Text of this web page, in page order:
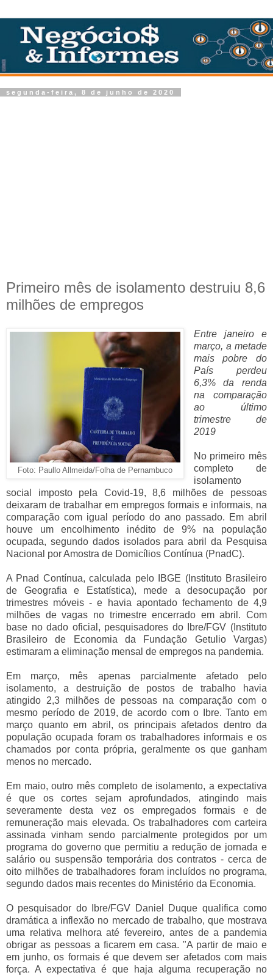
segunda-feira, 8 de junho de 2020
Primeiro mês de isolamento destruiu 8,6
milhões de empregos
Foto: Paullo Allmeida/Folha de Pernambuco
Entre janeiro e
março, a metade
mais pobre do
País perdeu
6,3% da renda
na comparação
ao último
trimestre de
2019
No primeiro mês
completo de
isolamento
social imposto pela Covid-19, 8,6 milhões de pessoas
deixaram de trabalhar em empregos formais e informais, na
comparação com igual período do ano passado. Em abril
houve um encolhimento inédito de 9% na população
ocupada, segundo dados isolados para abril da Pesquisa
Nacional por Amostra de Domicílios Contínua (PnadC).
A Pnad Contínua, calculada pelo IBGE (Instituto Brasileiro
de Geografia e Estatística), mede a desocupação por
trimestres móveis - e havia apontado fechamento de 4,9
milhões de vagas no trimestre encerrado em abril. Com
base no dado oficial, pesquisadores do Ibre/FGV (Instituto
Brasileiro de Economia da Fundação Getulio Vargas)
estimaram a eliminação mensal de empregos na pandemia.
Em março, mês apenas parcialmente afetado pelo
isolamento, a destruição de postos de trabalho havia
atingido 2,3 milhões de pessoas na comparação com o
mesmo período de 2019, de acordo com o Ibre. Tanto em
março quanto em abril, os principais afetados dentro da
população ocupada foram os trabalhadores informais e os
chamados por conta própria, geralmente os que ganham
menos no mercado.
Em maio, outro mês completo de isolamento, a expectativa
é que os cortes sejam aprofundados, atingindo mais
severamente desta vez os empregados formais e de
remuneração mais elevada. Os trabalhadores com carteira
assinada vinham sendo parcialmente protegidos por um
programa do governo que permitiu a redução de jornada e
salário ou suspensão temporária dos contratos - cerca de
oito milhões de trabalhadores foram incluídos no programa,
segundo dados mais recentes do Ministério da Economia.
O pesquisador do Ibre/FGV Daniel Duque qualifica como
dramática a inflexão no mercado de trabalho, que mostrava
uma relativa melhora até fevereiro, antes de a pandemia
obrigar as pessoas a ficarem em casa. "A partir de maio e
em junho, os formais é que devem ser afetados com mais
força. A expectativa é que haja alguma recuperação no